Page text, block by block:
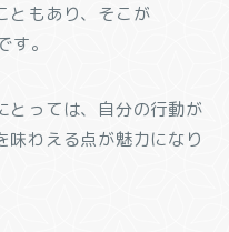
ともあり、そこが
。
とっては、自分の行動が
味わえる点が魅力になり